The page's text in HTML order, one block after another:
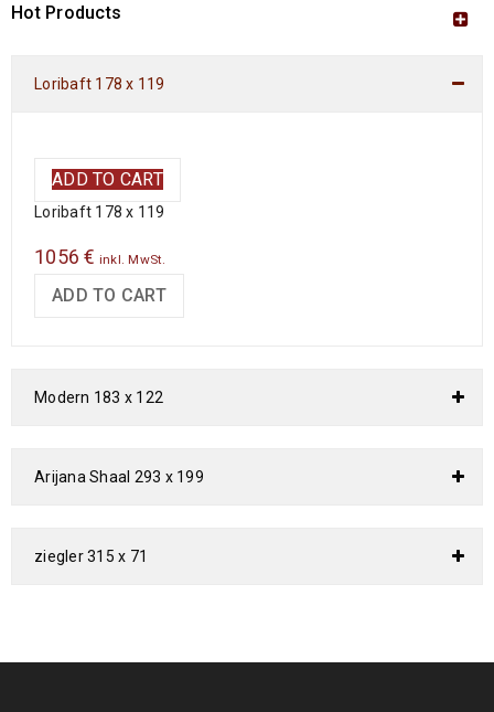
Hot Products
Loribaft 178 x 119
ADD TO CART
Loribaft 178 x 119
1056€ inkl. MwSt.
ADD TO CART
Modern 183 x 122
Arijana Shaal 293 x 199
ziegler 315 x 71